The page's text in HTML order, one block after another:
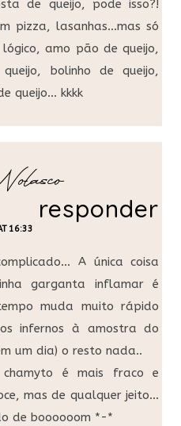
de queijo, pode isso?!
pizza, lasanhas…mas só
amo pão de queijo,
bolinho de queijo,
queijo… kkkk
16:33
responder
A única coisa
garganta inflamar é
muda muito rápido
infernos à amostra do
um dia) o resto nada..
chamyto é mais fraco e
mas de qualquer jeito…
de boooooom *-*